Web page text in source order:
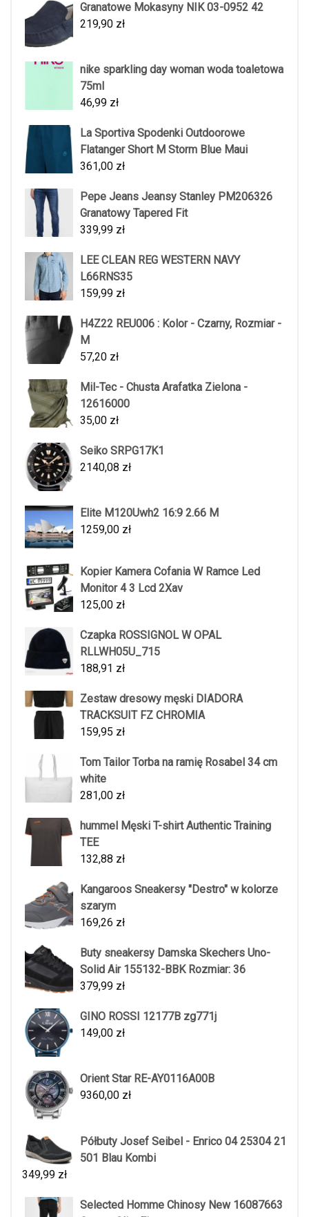
Granatowe Mokasyny NIK 03-0952 42
219,90 zł
nike sparkling day woman woda toaletowa
75ml
46,99 zł
La Sportiva Spodenki Outdoorowe
Flatanger Short M Storm Blue Maui
361,00 zł
Pepe Jeans Jeansy Stanley PM206326
Granatowy Tapered Fit
339,99 zł
LEE CLEAN REG WESTERN NAVY
L66RNS35
159,99 zł
H4Z22 REU006 : Kolor - Czarny, Rozmiar -
M
57,20 zł
Mil-Tec - Chusta Arafatka Zielona -
12616000
35,00 zł
Seiko SRPG17K1
2140,08 zł
Elite M120Uwh2 16:9 2.66 M
1259,00 zł
Kopier Kamera Cofania W Ramce Led
Monitor 4 3 Lcd 2Xav
125,00 zł
Czapka ROSSIGNOL W OPAL
RLLWH05U_715
188,91 zł
Zestaw dresowy męski DIADORA
TRACKSUIT FZ CHROMIA
159,95 zł
Tom Tailor Torba na ramię Rosabel 34 cm
white
281,00 zł
hummel Męski T-shirt Authentic Training
TEE
132,88 zł
Kangaroos Sneakersy "Destro" w kolorze
szarym
169,26 zł
Buty sneakersy Damska Skechers Uno-
Solid Air 155132-BBK Rozmiar: 36
379,99 zł
GINO ROSSI 12177B zg771j
149,00 zł
Orient Star RE-AY0116A00B
9360,00 zł
Półbuty Josef Seibel - Enrico 04 25304 21
501 Blau Kombi
349,99 zł
Selected Homme Chinosy New 16087663